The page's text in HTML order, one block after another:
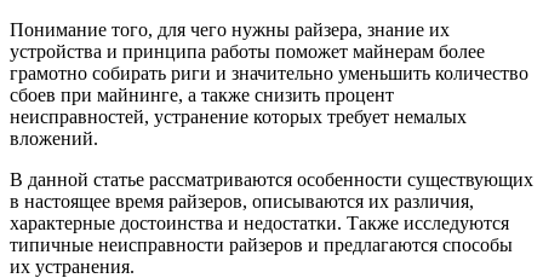
Понимание того, для чего нужны райзера, знание их
устройства и принципа работы поможет майнерам более
грамотно собирать риги и значительно уменьшить количество
сбоев при майнинге, а также снизить процент
неисправностей, устранение которых требует немалых
вложений.
В данной статье рассматриваются особенности существующих
в настоящее время райзеров, описываются их различия,
характерные достоинства и недостатки. Также исследуются
типичные неисправности райзеров и предлагаются способы
их устранения.